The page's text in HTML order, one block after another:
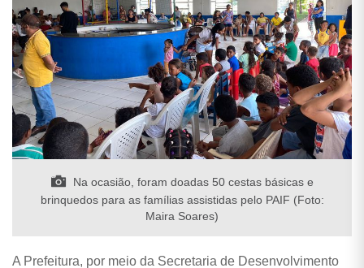
Na ocasião, foram doadas 50 cestas básicas e
brinquedos para as famílias assistidas pelo PAIF (Foto:
Maira Soares)
A Prefeitura, por meio da Secretaria de Desenvolvimento